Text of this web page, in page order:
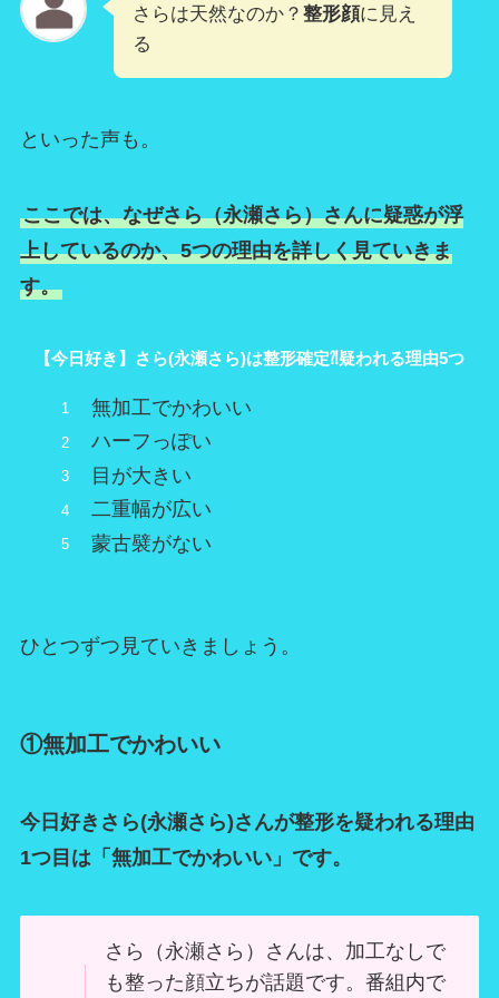
さらは天然なのか？ 整形顔に見え
る
といった声も。
ここでは、なぜさら（永瀬さら）さんに疑惑が浮
上しているのか、5つの理由を詳しく見ていきま
す。
【今日好き】さら(永瀬さら)は整形確定⁈疑われる理由5つ
無加工でかわいい
ハーフっぽい
目が大きい
二重幅が広い
蒙古襞がない
ひとつずつ見ていきましょう。
①無加工でかわいい
今日好きさら(永瀬さら)さんが整形を疑われる理由
1つ目は「無加工でかわいい」です。
さら（永瀬さら）さんは、加工なしで
も整った顔立ちが話題です。番組内で